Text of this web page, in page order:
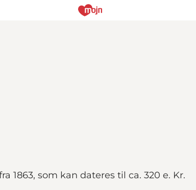
1863, som kan dateres til ca. 320 e. Kr.